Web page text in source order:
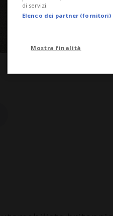
di servizi.
Elenco dei partner (fornitori)
Mostra finalità